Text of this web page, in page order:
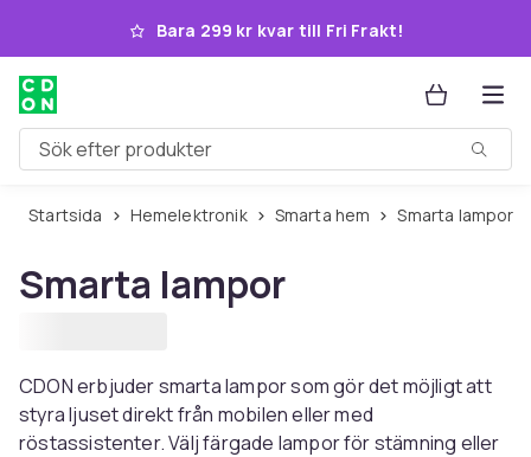
Hoppa till huvudinnehållet
Bara 299 kr kvar till Fri Frakt!
Sök efter produkter
Startsida Hemelektronik Smarta hem Smarta lampor
Smarta lampor
CDON erbjuder smarta lampor som gör det möjligt att
styra ljuset direkt från mobilen eller med
röstassistenter. Välj färgade lampor för stämning eller